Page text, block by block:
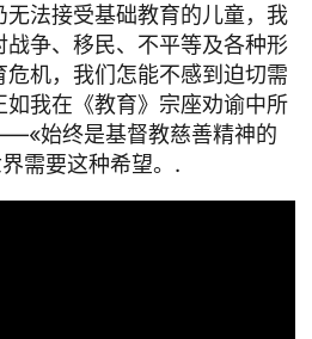
法接受基础教育的儿童，我
争、移民、不平等及各种形
机，我们怎能不感到迫切需
我在《教育》宗座劝谕中所
始终是基督教慈善精神的
需要这种希望。.